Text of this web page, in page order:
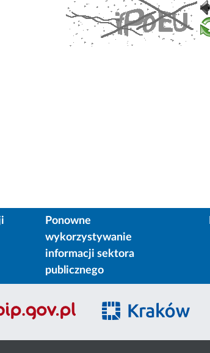
Ponowne
wykorzystywanie
informacji sektora
publicznego